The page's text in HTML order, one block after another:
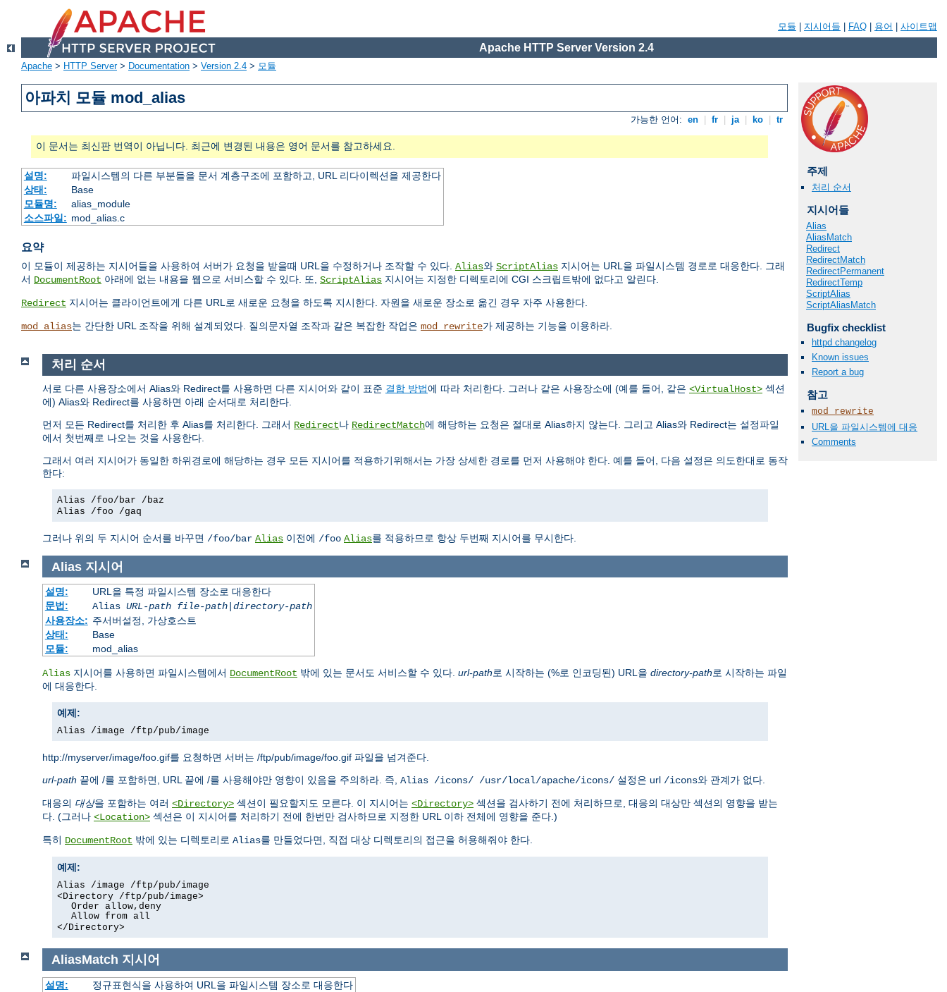
모듈 지시어들 FAQ 용어 사이트맵
Apache HTTP Server Version 2.4
Apache > HTTP Server> Documentation > Version 2.4 > 모듈
아파치 모듈 mod_alias
가능한 언어: en fr ja ko tr
이 문서는 최신판 번역이 아닙니다. 최근에 변경된 내용은 영어 문서를 참고하세요.
설명:
파일시스템의 다른 부분들을 문서 계층구조에 포함하고, URL 리다이렉션을 제공한다
상태:
Base
모듈명:
alias_module
소스파일: mod_alias.c
요약
이 모듈이 제공하는 지시어들을 사용하여 서버가 요청을 받을때 URL을 수정하거나 조작할 수 있다. Alias와 ScriptAlias 지시어는 URL을 파일시스템 경로로 대응한다. 그래
서 DocumentRoot 아래에 없는 내용을 웹으로 서비스할 수 있다. 또, ScriptAlias 지시어는 지정한 디렉토리에 CGI 스크립트밖에 없다고 알린다.
Redirect 지시어는 클라이언트에게 다른 URL로 새로운 요청을 하도록 지시한다. 자원을 새로운 장소로 옮긴 경우 자주 사용한다.
mod_alias는 간단한 URL 조작을 위해 설계되었다. 질의문자열 조작과 같은 복잡한 작업은 mod_rewrite가 제공하는 기능을 이용하라.
주제
처리 순서
지시어들
Alias
AliasMatch
Redirect
RedirectMatch
RedirectPermanent
RedirectTemp
ScriptAlias
ScriptAliasMatch
Bugfix checklist
httpd changelog
Known issues
Report a bug
참고
mod_rewrite
URL을 파일시스템에 대응
Comments
처리 순서
서로 다른 사용장소에서 Alias와 Redirect를 사용하면 다른 지시어와 같이 표준 결합 방법에 따라 처리한다. 그러나 같은 사용장소에 (예를 들어, 같은 <VirtualHost> 섹션
에) Alias와 Redirect를 사용하면 아래 순서대로 처리한다.
먼저 모든 Redirect를 처리한 후 Alias를 처리한다. 그래서 Redirect나 RedirectMatch에 해당하는 요청은 절대로 Alias하지 않는다. 그리고 Alias와 Redirect는 설정파일
에서 첫번째로 나오는 것을 사용한다.
그래서 여러 지시어가 동일한 하위경로에 해당하는 경우 모든 지시어를 적용하기위해서는 가장 상세한 경로를 먼저 사용해야 한다. 예를 들어, 다음 설정은 의도한대로 동작
한다:
Alias /foo/bar /baz
Alias /foo /gaq
그러나 위의 두 지시어 순서를 바꾸면 /foo/bar Alias 이전에 /foo Alias를 적용하므로 항상 두번째 지시어를 무시한다.
Alias 지시어
설명:
URL을 특정 파일시스템 장소로 대응한다
문법:
Alias URL-path file-path| directory-path
사용장소: 주서버설정, 가상호스트
상태:
Base
모듈:
mod_alias
Alias 지시어를 사용하면 파일시스템에서 DocumentRoot 밖에 있는 문서도 서비스할 수 있다. url-path로 시작하는 (%로 인코딩된) URL을 directory-path로 시작하는 파일
에 대응한다.
예제:
Alias /image /ftp/pub/image
http://myserver/image/foo.gif를 요청하면 서버는 /ftp/pub/image/foo.gif 파일을 넘겨준다.
url-path 끝에 /를 포함하면, URL 끝에 /를 사용해야만 영향이 있음을 주의하라. 즉, Alias /icons/ /usr/local/apache/icons/ 설정은 url /icons와 관계가 없다.
대응의 대상을 포함하는 여러 <Directory> 섹션이 필요할지도 모른다. 이 지시어는 <Directory> 섹션을 검사하기 전에 처리하므로, 대응의 대상만 섹션의 영향을 받는
다. (그러나 <Location> 섹션은 이 지시어를 처리하기 전에 한번만 검사하므로 지정한 URL 이하 전체에 영향을 준다.)
특히 DocumentRoot 밖에 있는 디렉토리로 Alias를 만들었다면, 직접 대상 디렉토리의 접근을 허용해줘야 한다.
예제:
Alias /image /ftp/pub/image
<Directory /ftp/pub/image>
Order allow,deny
Allow from all
</Directory>
AliasMatch 지시어
설명:
정규표현식을 사용하여 URL을 파일시스템 장소로 대응한다